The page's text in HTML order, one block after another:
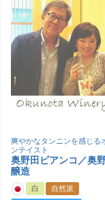
爽やかなタンニンを感じる
ンテイスト
奥野田ビアンコ／奥
醸造
白
自然派